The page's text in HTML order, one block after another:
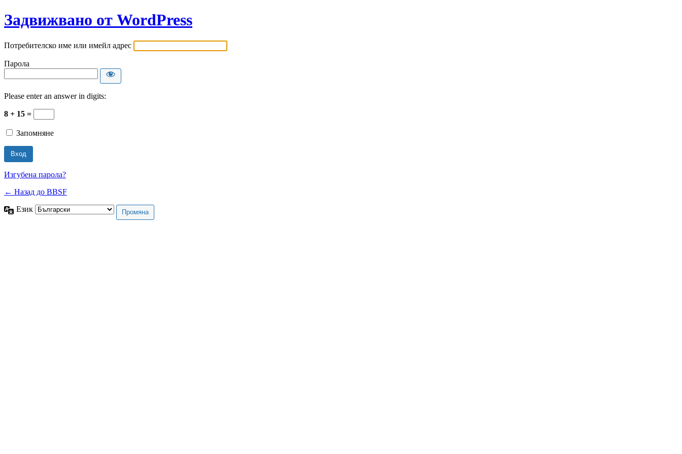
Задвижвано от WordPress
Потребителско име или имейл адрес
Парола
Please enter an answer in digits:
8 + 15 =
Запомняне
Изгубена парола?
← Назад до BBSF
Език